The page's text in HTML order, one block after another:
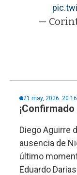
—
21 may, 2026. 20:16
Diego Aguirre
ausencia de
último
Eduardo